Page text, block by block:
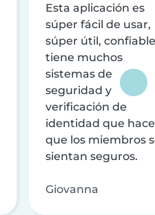
Esta aplicación es
súper fácil de usar,
súper útil,
tiene muchos
sistemas de
seguridad y
verificación de
identidad que
que los miembros
sientan seguros.
Giovanna